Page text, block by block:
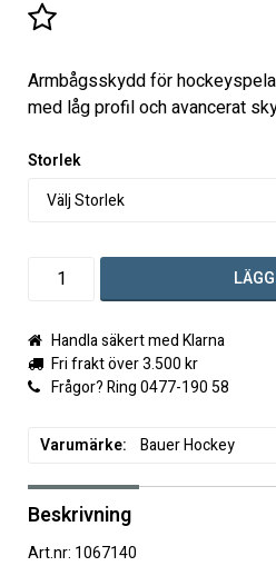
Lägg till i
Armbågsskydd för
med låg profil och avancerat
Storlek
Handla säkert med Klarna
Fri frakt över 3.500 kr
Frågor? Ring 0477-190 58
Varumärke Bauer Hockey
Beskrivning
Art.nr: 1067140